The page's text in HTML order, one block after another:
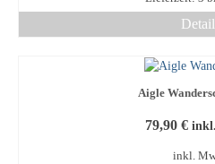
der
auf.
Aigle
79,90 €
inkl.